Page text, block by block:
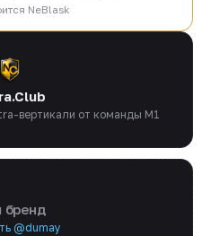
NeBlask
вертикали от команды M1
бренд
@dumay